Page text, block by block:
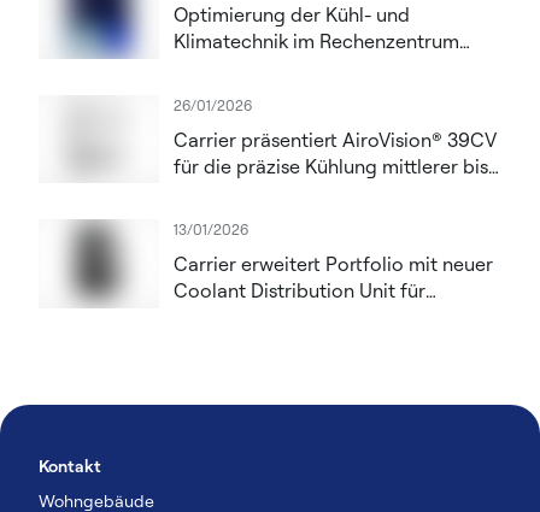
Optimierung der Kühl- und
Klimatechnik im Rechenzentrum
26/01/2026
Carrier präsentiert AiroVision® 39CV
für die präzise Kühlung mittlerer bis
13/01/2026
Carrier erweitert Portfolio mit neuer
Coolant Distribution Unit für
Kontakt
Wohngebäude